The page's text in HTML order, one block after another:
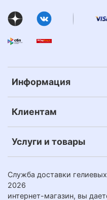
Информация
Клиентам
Услуги и товары
Служба доставки
интернет-магазин, вы